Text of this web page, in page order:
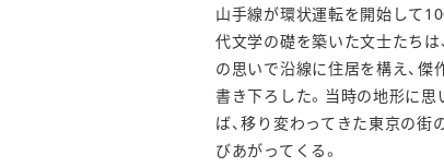
山手線が環状運転を開始して
代文学の礎を築いた文士たちは
の思いで沿線に住居を構え、傑
書き下ろした。当時の地形に思
ば、移り変わってきた東京の街
びあがってくる。